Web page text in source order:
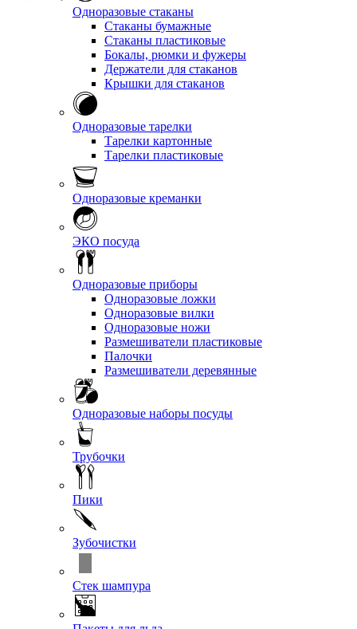
Одноразовые стаканы
Стаканы бумажные
Стаканы пластиковые
Бокалы, рюмки и фужеры
Держатели для стаканов
Крышки для стаканов
Одноразовые тарелки
Тарелки картонные
Тарелки пластиковые
Одноразовые креманки
ЭКО посуда
Одноразовые приборы
Одноразовые ложки
Одноразовые вилки
Одноразовые ножи
Размешиватели пластиковые
Палочки
Размешиватели деревянные
Одноразовые наборы посуды
Трубочки
Пики
Зубочистки
Стек шампура